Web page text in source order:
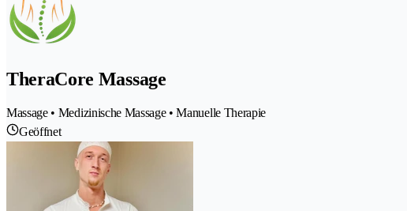
TheraCore Massage
Massage • Medizinische Massage • Manuelle Therapie
Geöffnet